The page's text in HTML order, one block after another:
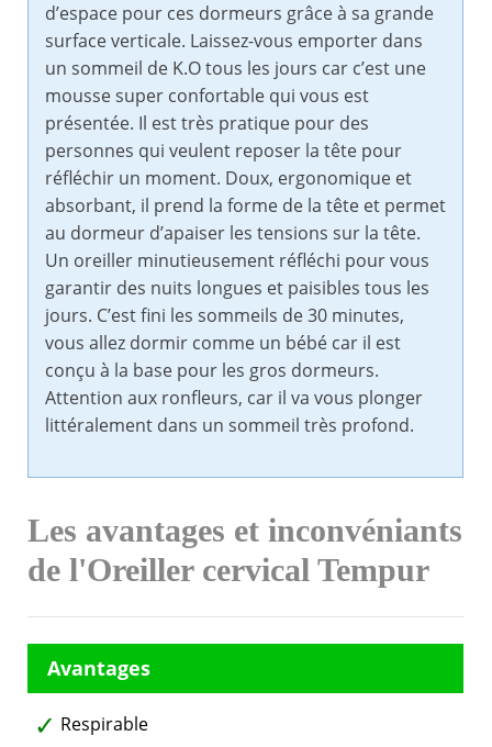
d’espace pour ces dormeurs grâce à sa grande
surface verticale. Laissez-vous emporter dans
un sommeil de K.O tous les jours car c’est une
mousse super confortable qui vous est
présentée. Il est très pratique pour des
personnes qui veulent reposer la tête pour
réfléchir un moment. Doux, ergonomique et
absorbant, il prend la forme de la tête et permet
au dormeur d’apaiser les tensions sur la tête.
Un oreiller minutieusement réfléchi pour vous
garantir des nuits longues et paisibles tous les
jours. C’est fini les sommeils de 30 minutes,
vous allez dormir comme un bébé car il est
conçu à la base pour les gros dormeurs.
Attention aux ronfleurs, car il va vous plonger
littéralement dans un sommeil très profond.
Les avantages et inconvéniants
de l'Oreiller cervical Tempur
Respirable